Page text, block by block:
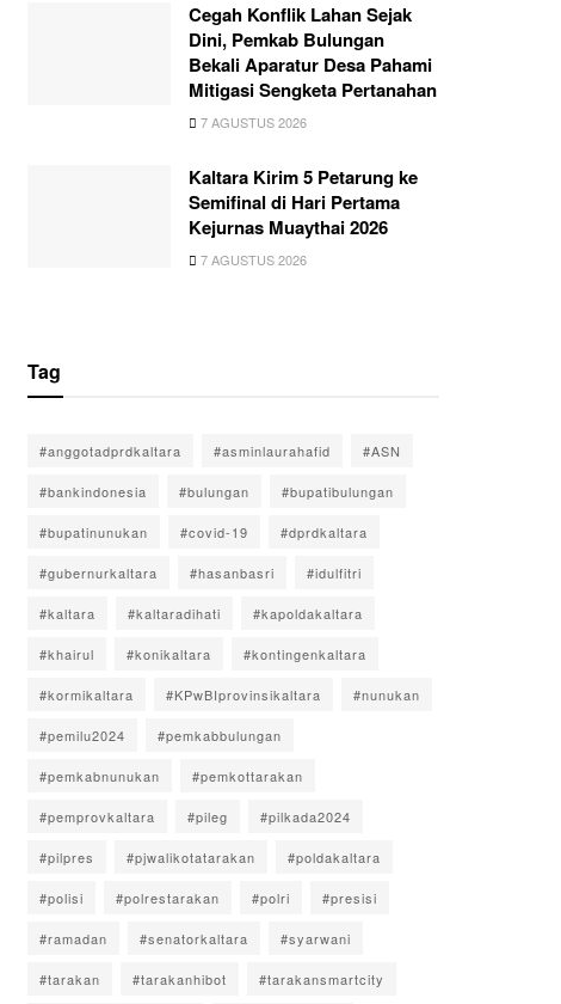
Cegah Konflik Lahan Sejak
Dini, Pemkab Bulungan
Bekali Aparatur Desa Pahami
Mitigasi Sengketa Pertanahan
7 AGUSTUS 2026
Kaltara Kirim 5 Petarung ke
Semifinal di Hari Pertama
Kejurnas Muaythai 2026
7 AGUSTUS 2026
Tag
#anggotadprdkaltara #asminlaurahafid #ASN
#bankindonesia #bulungan #bupatibulungan
#bupatinunukan #covid-19 #dprdkaltara
#gubernurkaltara #hasanbasri #idulfitri
#kaltara #kaltaradihati #kapoldakaltara
#khairul #konikaltara #kontingenkaltara
#kormikaltara #KPwBIprovinsikaltara #nunukan
#pemilu2024 #pemkabbulungan
#pemkabnunukan #pemkottarakan
#pemprovkaltara #pileg #pilkada2024
#pilpres #pjwalikotatarakan #poldakaltara
#polisi #polrestarakan #polri #presisi
#ramadan #senatorkaltara #syarwani
#tarakan #tarakanhibot #tarakansmartcity